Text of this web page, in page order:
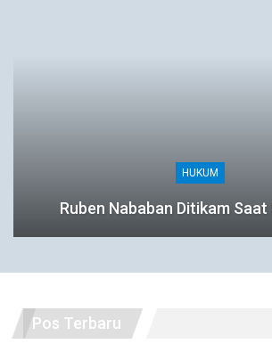
HUKUM
Ruben Nababan Ditikam
Pos Terbaru